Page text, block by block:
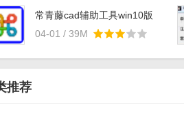
常青藤cad辅助工具win10版
04-01 / 39M
推荐